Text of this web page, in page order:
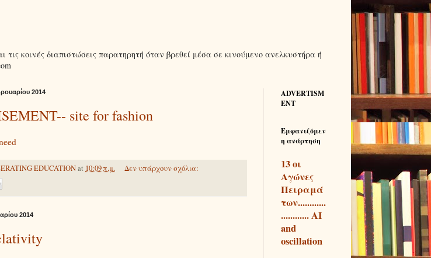
κοινές διαπιστώσεις παρατηρητή όταν βρεθεί μέσα σε κινούμενο ανελκυστήρα ή
2014
site for fashion
EDUCATIONat 10:09 π.μ. Δεν υπάρχουν σχόλια:
2014
ADVERTISM
ENT
Εμφανιζόμεν
η ανάρτηση
13 οι
Αγώνες
Πειραμά
των............
............ AI
and
oscillation